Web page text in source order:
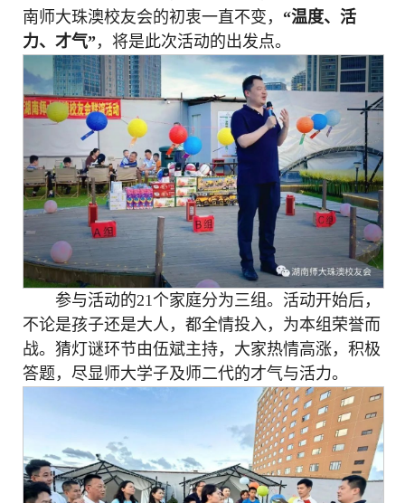
南师大珠澳校友会的初衷一直不变， “温度、活
力、才气”，将是此次活动的出发点。
参与活动的21个家庭分为三组。活动开始后，
不论是孩子还是大人，都全情投入，为本组荣誉而
战。猜灯谜环节由伍斌主持，大家热情高涨，积极
答题，尽显师大学子及师二代的才气与活力。